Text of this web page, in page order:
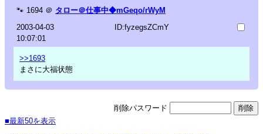
🐾 1694 ＠ タロー＠仕事中◆mGeqo/rWyM
2003-04-03
10:07:01
ID:fyzegsZCmY
>>1693
まさに大福状態
削除パスワード
■最新50を表示